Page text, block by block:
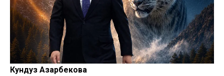
Кундуз Азарбекова